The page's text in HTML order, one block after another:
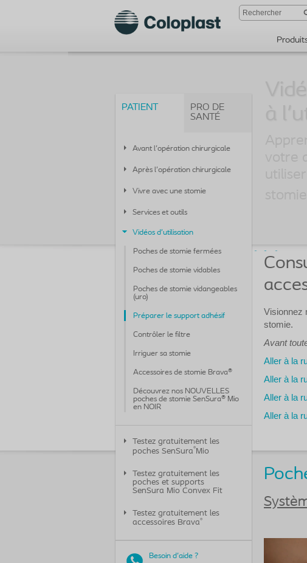
PATIENT
Avant l'opération chirurgicale
Après l’opération chirurgicale
Vivre avec une stomie
Services et outils
Vidéos d’utilisation
Poches de stomie fermées
Poches de stomie vidables
Poches de stomie vidangeables
(uro)
Préparer le support adhésif
Contrôler le filtre
Irriguer sa stomie
Accessoires de stomie Brava®
Découvrez nos NOUVELLES
poches de stomie SenSura® Mio
en NOIR
PRO DE
SANTÉ
Testez gratuitement les
poches SenSura®Mio
Testez gratuitement les
poches et supports
SenSura Mio Convex Fit
Testez gratuitement les
accessoires Brava®
Besoin d'aide ?
Visionnez
stomie.
Avant
Aller à la
Aller à la
Aller à la
Aller à la